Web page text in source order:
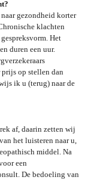
gezondheid korter
klachten
Het
duren een uur.
prijs op stellen dan
ik u (terug) naar de
af, daarin zetten wij
het luisteren naar u,
middel. Na
een
De bedoeling van